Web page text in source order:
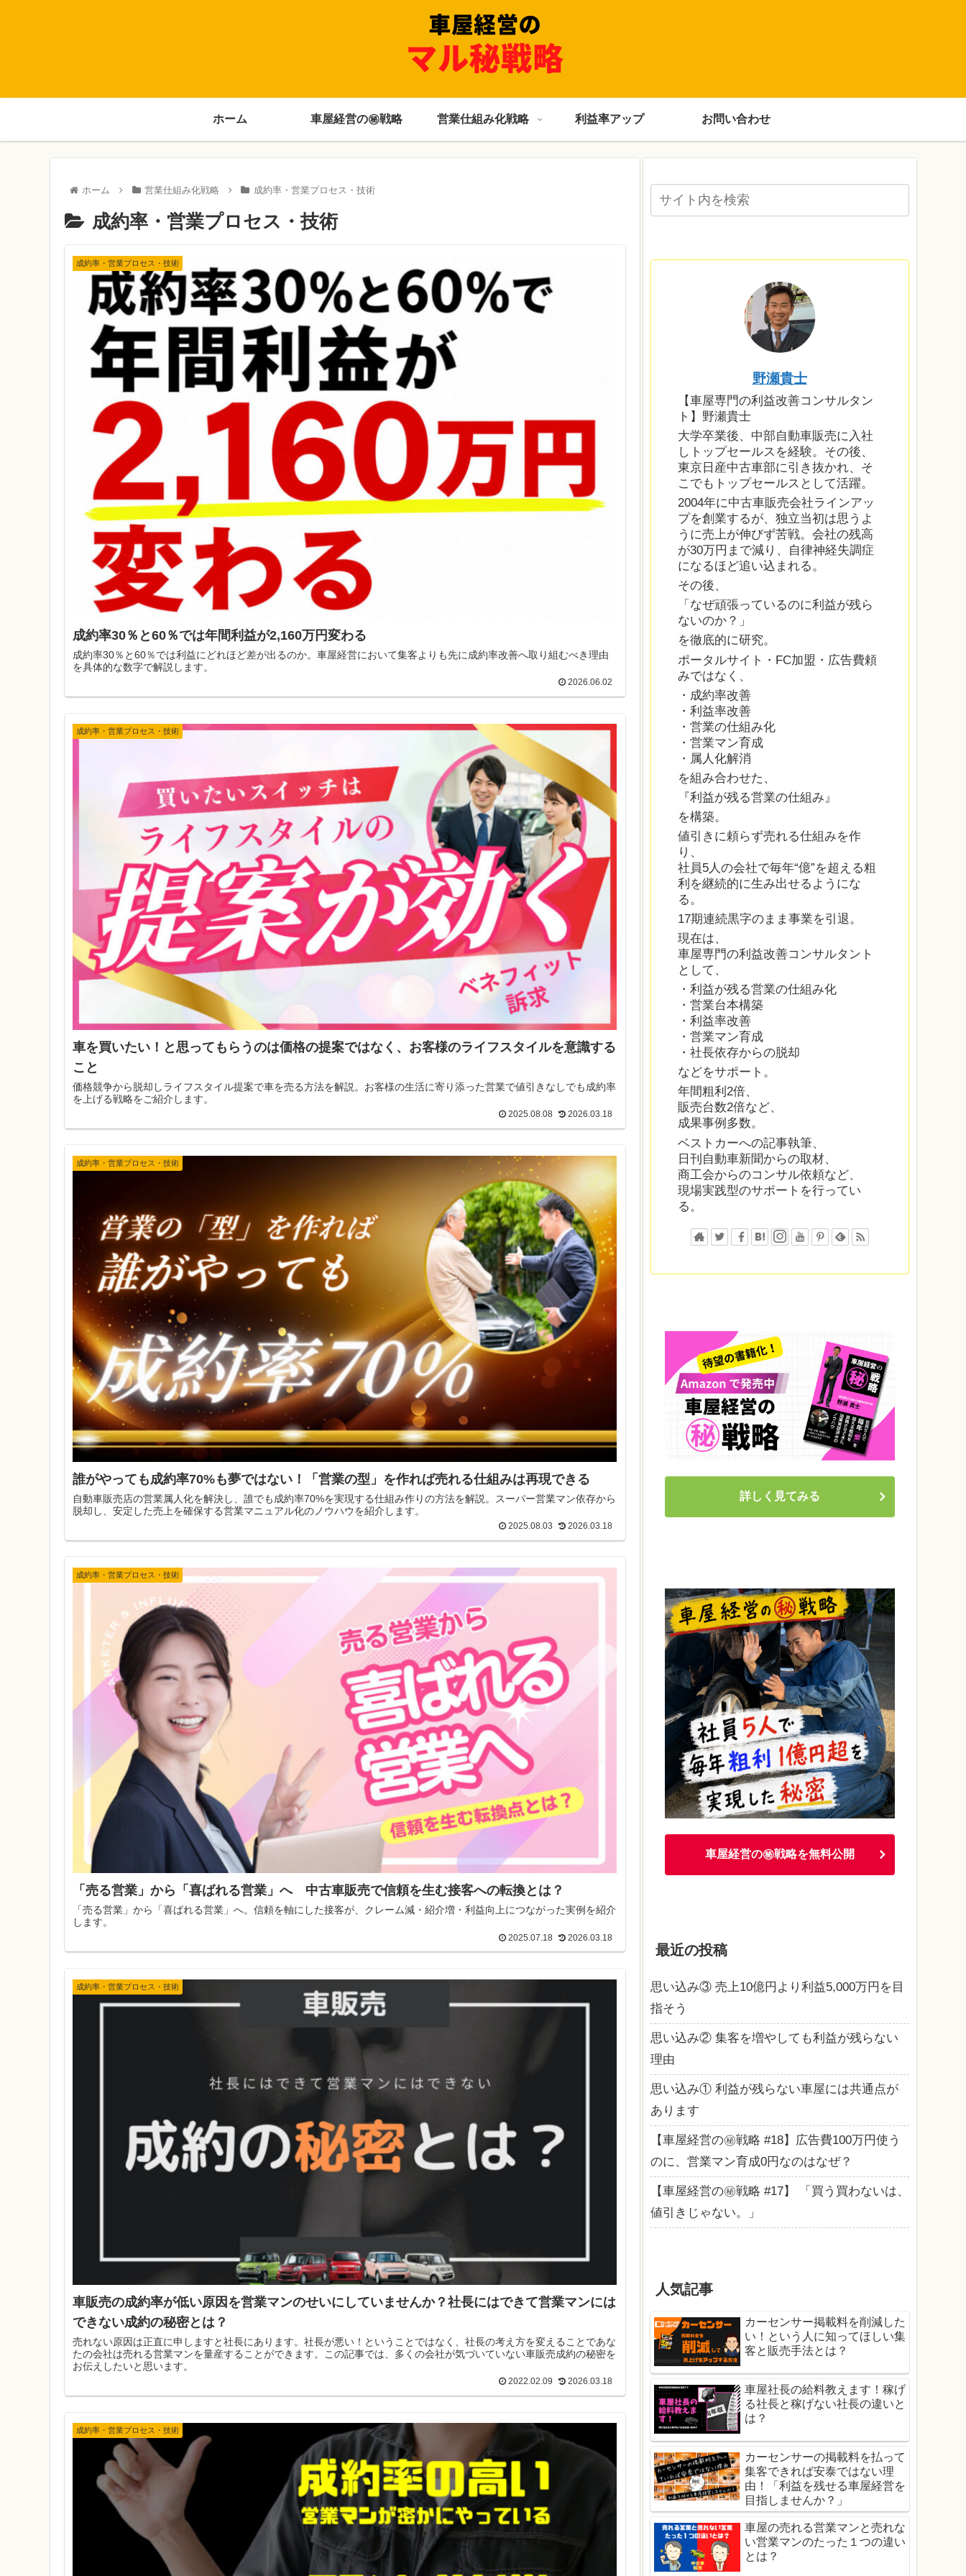
ホーム 車屋経営の㊙戦略 営業仕組み化戦略 利益率アップ お問い合わせ
ホーム 営業仕組み化戦略 成約率・営業プロセス・技術
成約率・営業プロセス・技術
成約率・営業プロセス・技術
成約率30％と60％では年間利益が2,160万円変わる
成約率30％と60％では利益にどれほど差が出るのか。車屋経営において集客よりも先に成約率改善へ取り組むべき理由
を具体的な数字で解説します。
2026.06.02
成約率・営業プロセス・技術
車を買いたい！と思ってもらうのは価格の提案ではなく、お客様のライフスタイルを意識する
こと
価格競争から脱却しライフスタイル提案で車を売る方法を解説。お客様の生活に寄り添った営業で値引きなしでも成約率
を上げる戦略をご紹介します。
2025.08.08 2026.03.18
成約率・営業プロセス・技術
誰がやっても成約率70%も夢ではない！「営業の型」を作れば売れる仕組みは再現できる
自動車販売店の営業属人化を解決し、誰でも成約率70%を実現する仕組み作りの方法を解説。スーパー営業マン依存から
脱却し、安定した売上を確保する営業マニュアル化のノウハウを紹介します。
2025.08.03 2026.03.18
成約率・営業プロセス・技術
「売る営業」から「喜ばれる営業」へ 中古車販売で信頼を生む接客への転換とは？
「売る営業」から「喜ばれる営業」へ。信頼を軸にした接客が、クレーム減・紹介増・利益向上につながった実例を紹介
します。
2025.07.18 2026.03.18
成約率・営業プロセス・技術
車販売の成約率が低い原因を営業マンのせいにしていませんか？社長にはできて営業マンには
できない成約の秘密とは？
売れない原因は正直に申しますと社長にあります。社長が悪い！ということではなく、社長の考え方を変えることであな
たの会社は売れる営業マンを量産することができます。この記事では、多くの会社が気づいていない車販売成約の秘密を
お伝えしたいと思います。
2022.02.09 2026.03.18
成約率・営業プロセス・技術
野瀬貴士
【車屋専門の利益改善コンサルタン
ト】野瀬貴士
大学卒業後、中部自動車販売に入社
しトップセールスを経験。その後、
東京日産中古車部に引き抜かれ、そ
こでもトップセールスとして活躍。
2004年に中古車販売会社ラインアッ
プを創業するが、独立当初は思うよ
うに売上が伸びず苦戦。会社の残高
が30万円まで減り、自律神経失調症
になるほど追い込まれる。
その後、
「なぜ頑張っているのに利益が残ら
ないのか？」
を徹底的に研究。
ポータルサイト・FC加盟・広告費頼
みではなく、
・成約率改善
・利益率改善
・営業の仕組み化
・営業マン育成
・属人化解消
を組み合わせた、
『利益が残る営業の仕組み』
を構築。
値引きに頼らず売れる仕組みを作
り、
社員5人の会社で毎年“億”を超える粗
利を継続的に生み出せるようにな
る。
17期連続黒字のまま事業を引退。
現在は、
車屋専門の利益改善コンサルタント
として、
・利益が残る営業の仕組み化
・営業台本構築
・利益率改善
・営業マン育成
・社長依存からの脱却
などをサポート。
年間粗利2倍、
販売台数2倍など、
成果事例多数。
ベストカーへの記事執筆、
日刊自動車新聞からの取材、
商工会からのコンサル依頼など、
現場実践型のサポートを行ってい
る。
詳しく見てみる
車屋経営の㊙戦略を無料公開
最近の投稿
思い込み③ 売上10億円より利益5,000万円を目
指そう
思い込み② 集客を増やしても利益が残らない
理由
思い込み① 利益が残らない車屋には共通点が
あります
【車屋経営の㊙戦略 #18】広告費100万円使う
のに、営業マン育成0円なのはなぜ？
【車屋経営の㊙戦略 #17】 「買う買わないは、
値引きじゃない。」
人気記事
カーセンサー掲載料を削減した
い！という人に知ってほしい集
客と販売手法とは？
車屋社長の給料教えます！稼げ
る社長と稼げない社長の違いと
は？
カーセンサーの掲載料を払って
集客できれば安泰ではない理
由！「利益を残せる車屋経営を
目指しませんか？」
車屋の売れる営業マンと売れな
い営業マンのたった１つの違い
とは？